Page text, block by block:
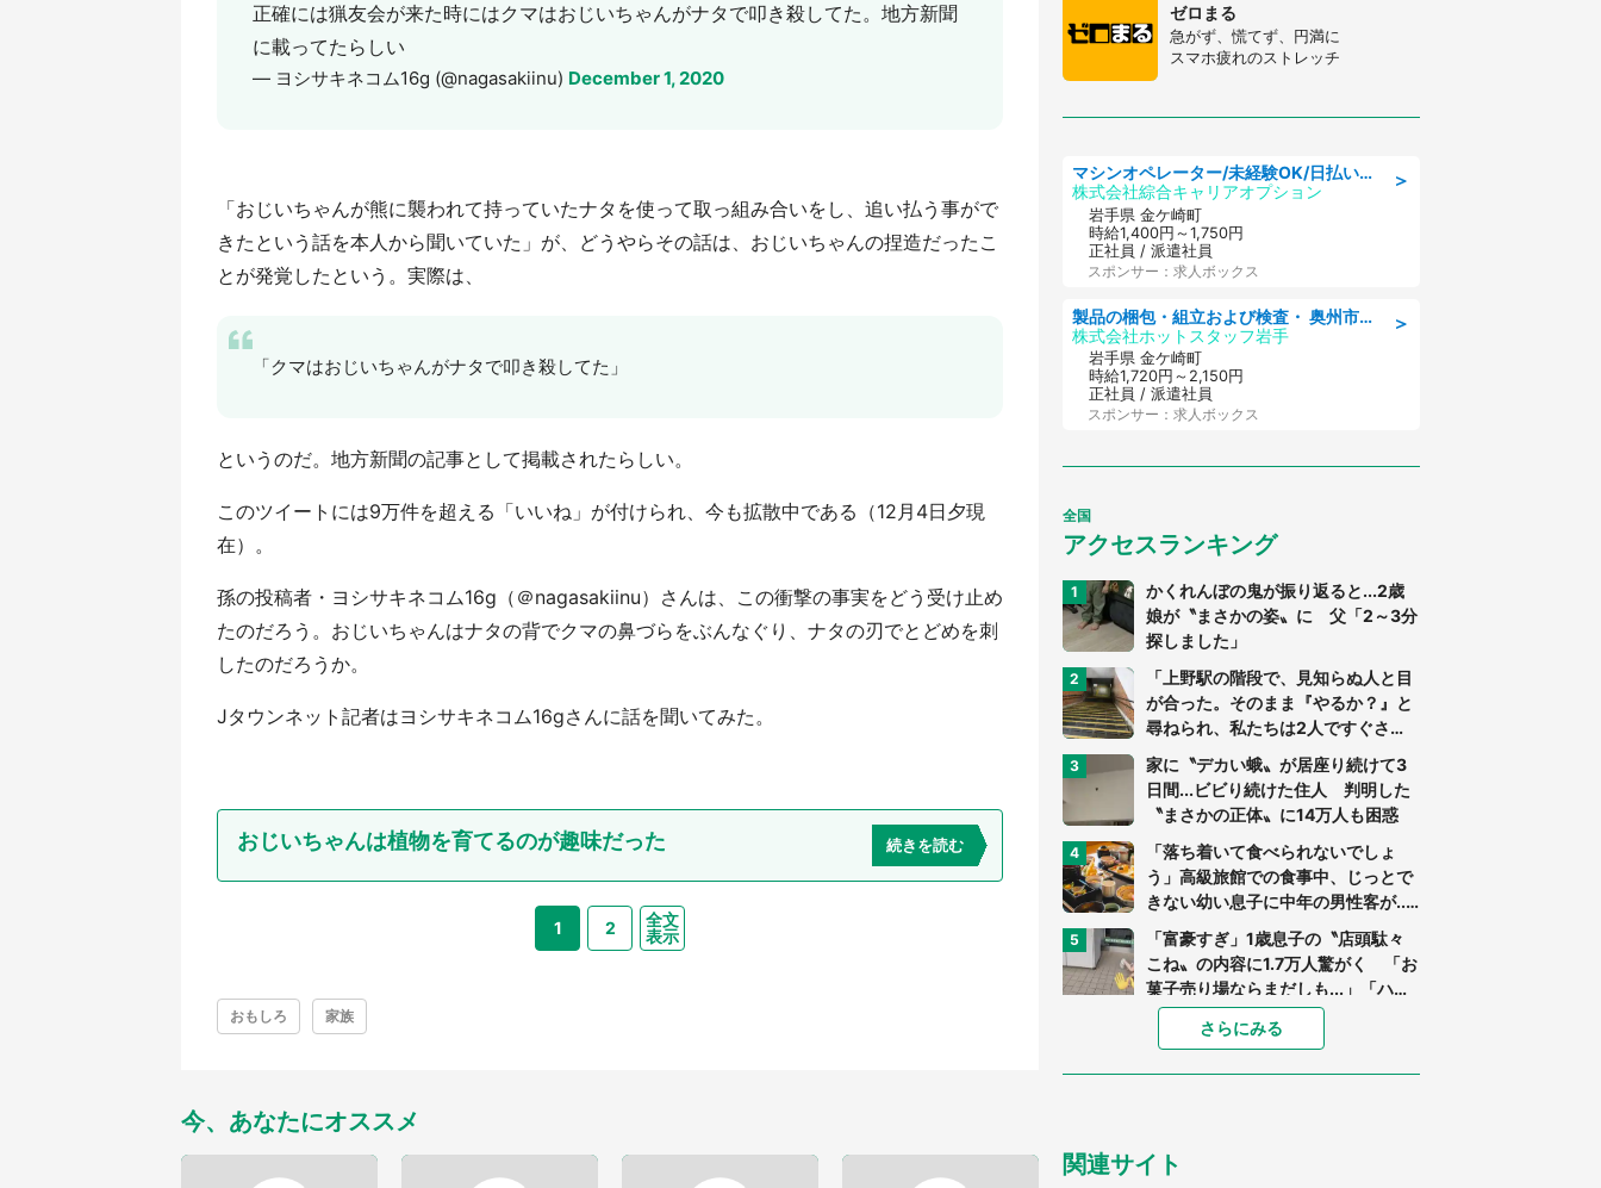
正確には猟友会が来た時にはクマはおじいちゃんがナタで叩き殺してた。地方新聞
に載ってたらしい
— ヨシサキネコム16g (@nagasakiinu) December 1, 2020
「おじいちゃんが熊に襲われて持っていたナタを使って取っ組み合いをし、追い払う事がで
きたという話を本人から聞いていた」が、どうやらその話は、おじいちゃんの捏造だったこ
とが発覚したという。実際は、
「クマはおじいちゃんがナタで叩き殺してた」
というのだ。地方新聞の記事として掲載されたらしい。
このツイートには9万件を超える「いいね」が付けられ、今も拡散中である（12月4日夕現
在）。
孫の投稿者・ヨシサキネコム16g（＠nagasakiinu）さんは、この衝撃の事実をどう受け止め
たのだろう。おじいちゃんはナタの背でクマの鼻づらをぶんなぐり、ナタの刃でとどめを刺
したのだろうか。
Jタウンネット記者はヨシサキネコム16gさんに話を聞いてみた。
おじいちゃんは植物を育てるのが趣味だった 続きを読む
1 2
全文
表示
おもしろ 家族
今、あなたにオススメ
ゼロまる
急がず、慌てず、円満に
スマホ疲れのストレッチ
＞
マシンオペレーター/未経験OK/日払いOK/寮完備/交替制/20・30・40代活躍中
株式会社綜合キャリアオプション
岩手県 金ケ崎町
時給1,400円～1,750円
正社員 / 派遣社員
スポンサー：求人ボックス
＞
製品の梱包・組立および検査・ 奥州市江刺/大手企業で長期安定 梱包・検査・組立/半年経過毎に5万円の報奨金有
株式会社ホットスタッフ岩手
岩手県 金ケ崎町
時給1,720円～2,150円
正社員 / 派遣社員
スポンサー：求人ボックス
全国
アクセスランキング
かくれんぼの鬼が振り返ると...2歳
娘が〝まさかの姿〟に 父「2～3分
探しました」
「上野駅の階段で、見知らぬ人と目
が合った。そのまま『やるか？』と
尋ねられ、私たちは2人ですぐさ
ま...」（茨城県・70代男性）
家に〝デカい蛾〟が居座り続けて3
日間...ビビり続けた住人 判明した
〝まさかの正体〟に14万人も困惑
「落ち着いて食べられないでしょ
う」高級旅館での食事中、じっとで
きない幼い息子に中年の男性客が...
（東京都・40代男性）
「富豪すぎ」1歳息子の〝店頭駄々
こね〟の内容に1.7万人驚がく 「お
菓子売り場ならまだしも...」「ハー
ドル高い」
あまりにも四角すぎる猫、激写され
る 「これもう座布団だろ」「食パ
ンの耳」と1.4万人困惑
とお願いしたら...」 体験談に8万
さらにみる
関連サイト